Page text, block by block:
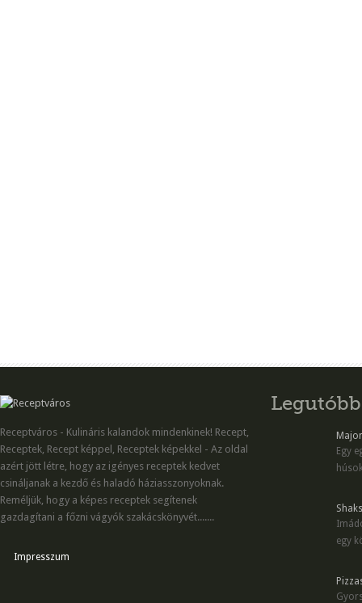
Receptváros - Kulináris kalandok mindenkinek! Recept,
Receptek, Recept képpel, Receptek képekkel - Az oldal
azért jött létre, hogy az igényes receptek kedvet
csináljanak a kezdő és haladó háziasszonyoknak.
Reméljük, hogy a képes receptek segítenek
gazdagítani a főzni vágyók szakácskönyvét.......
Impresszum
Egy
egy